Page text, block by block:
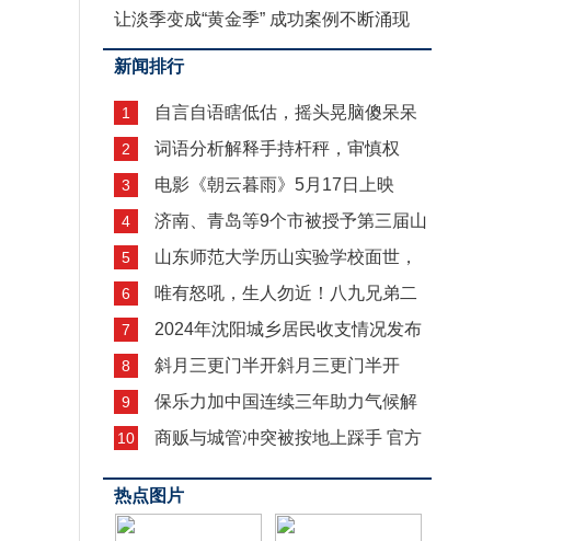
让淡季变成“黄金季” 成功案例不断涌现
新闻排行
1 自言自语瞎低估，摇头晃脑傻呆呆
自言自语瞎
2 词语分析解释手持杆秤，审慎权
衡。水远山遥
3 电影《朝云暮雨》5月17日上映
4 济南、青岛等9个市被授予第三届山
东省文化强
5 山东师范大学历山实验学校面世，
公办和私立
6 唯有怒吼，生人勿近！八九兄弟二
十合唯有怒
7 2024年沈阳城乡居民收支情况发布
民生改善不
8 斜月三更门半开斜月三更门半开
9 保乐力加中国连续三年助力气候解
决方案全球
10 商贩与城管冲突被按地上踩手 官方
通报：涉事
热点图片